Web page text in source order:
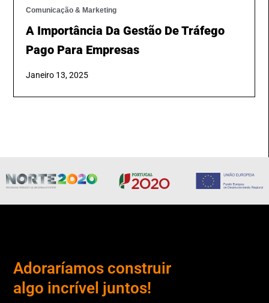
Comunicação & Marketing
A Importância Da Gestão De Tráfego
Pago Para Empresas
Janeiro 13, 2025
Adoraríamos construir
algo incrível juntos!